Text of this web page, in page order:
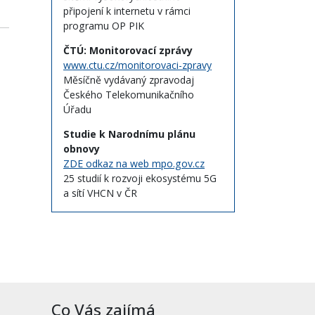
připojení k internetu v rámci
programu OP PIK
ČTÚ: Monitorovací zprávy
www.ctu.cz/monitorovaci-zpravy
Měsíčně vydávaný zpravodaj
Českého Telekomunikačního
Úřadu
Studie k Narodnímu plánu
obnovy
ZDE odkaz na web mpo.gov.cz
25 studií k rozvoji ekosystému 5G
a sítí VHCN v ČR
Co Vás zajímá